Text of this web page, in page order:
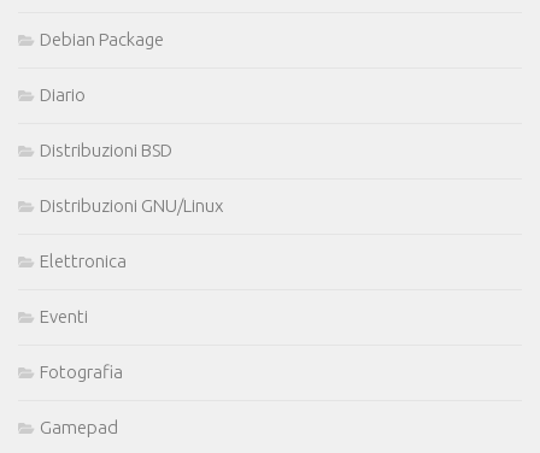
Debian Package
Diario
Distribuzioni BSD
Distribuzioni GNU/Linux
Elettronica
Eventi
Fotografia
Gamepad